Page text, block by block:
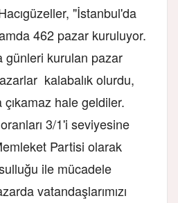
"İstanbul'da
462 pazar kuruluyor.
günleri kurulan pazar
kalabalık olurdu,
hale geldiler.
3/1'i seviyesine
Partisi olarak
ile mücadele
vatandaşlarımızı